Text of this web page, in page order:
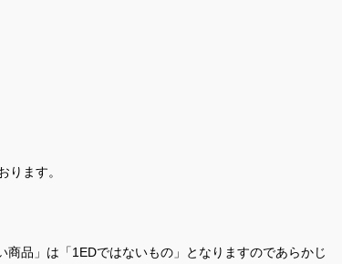
ます。
品」は「1EDではないもの」となりますのであらかじ